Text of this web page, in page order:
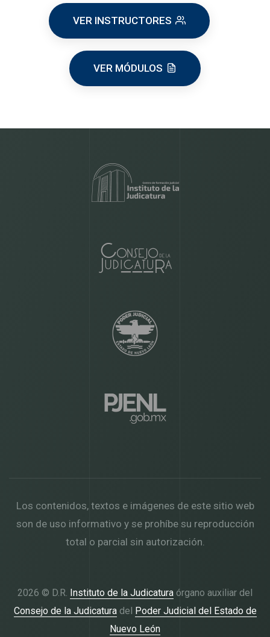
VER INSTRUCTORES
VER MÓDULOS
Los contenidos, textos e imágenes de este sitio web
son de uso informativo y se prohíbe su reproducción
total o parcial sin autorización.
2026 © D.R. Instituto de la Judicatura órgano auxiliar del
Consejo de la Judicaturadel Poder Judicial del Estado de
Nuevo León